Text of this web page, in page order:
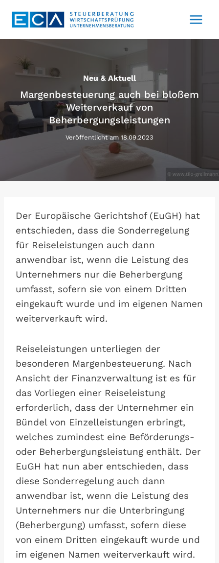
Inhalt
Neu & Aktuell
Margenbesteuerung auch bei bloßem
Weiterverkauf von
Beherbergungsleistungen
Veröffentlicht am 18.09.2023
Der Europäische Gerichtshof (EuGH) hat
entschieden, dass die Sonderregelung
für Reiseleistungen auch dann
anwendbar ist, wenn die Leistung des
Unternehmers nur die Beherbergung
umfasst, sofern sie von einem Dritten
eingekauft wurde und im eigenen Namen
weiterverkauft wird.
Reiseleistungen unterliegen der
besonderen Margenbesteuerung. Nach
Ansicht der Finanzverwaltung ist es für
das Vorliegen einer Reiseleistung
erforderlich, dass der Unternehmer ein
Bündel von Einzelleistungen erbringt,
welches zumindest eine Beförderungs-
oder Beherbergungsleistung enthält. Der
EuGH hat nun aber entschieden, dass
diese Sonderregelung auch dann
anwendbar ist, wenn die Leistung des
Unternehmers nur die Unterbringung
(Beherbergung) umfasst, sofern diese
von einem Dritten eingekauft wurde und
im eigenen Namen weiterverkauft wird.